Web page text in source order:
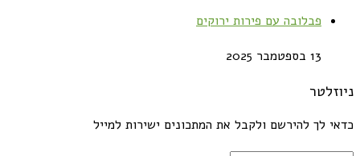
פבלובה עם פירות ירוקים
13 בספטמבר 2025
ניוזלטר
כדאי לך להירשם ולקבל את המתכונים ישירות למייל